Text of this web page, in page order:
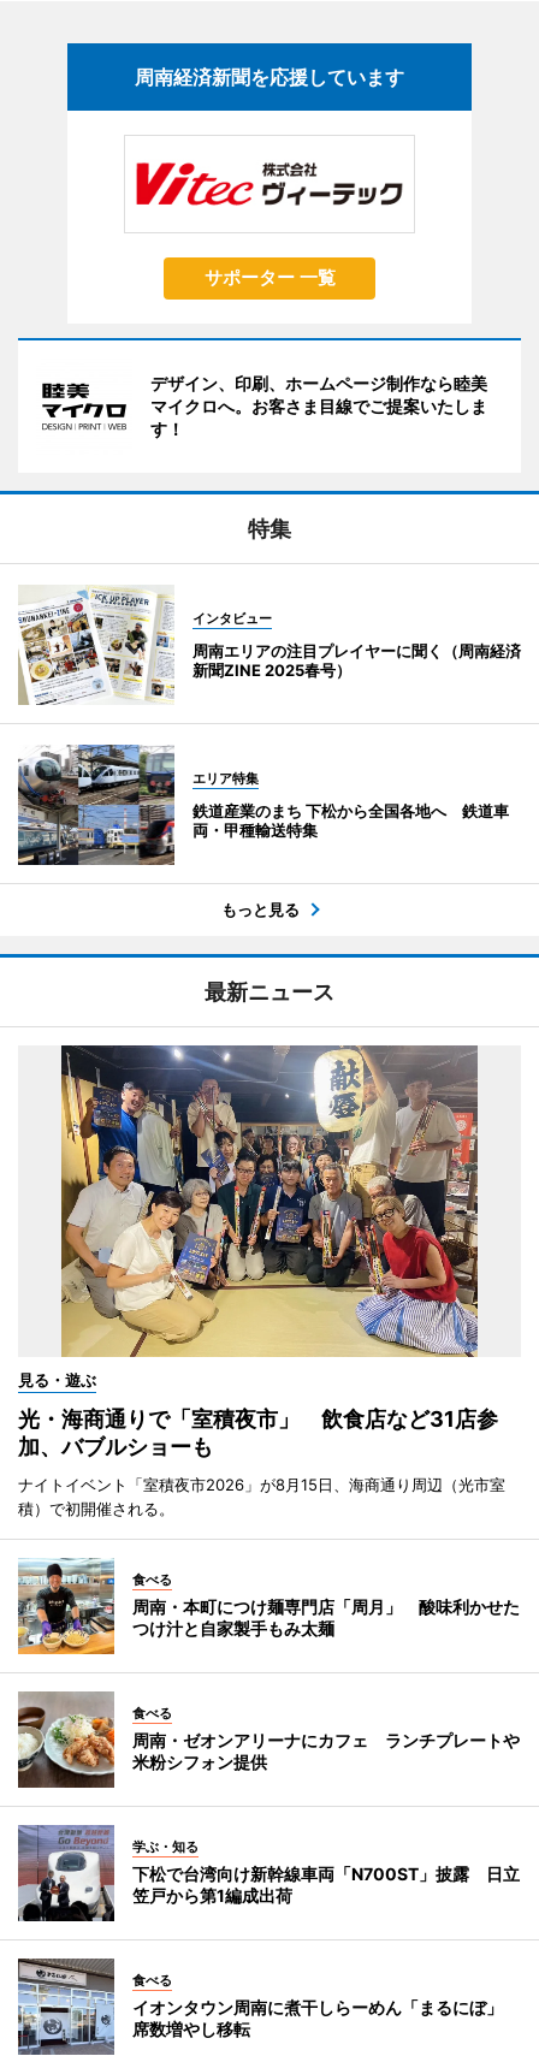
周南経済新聞を応援しています
サポーター 一覧
デザイン、印刷、ホームページ制作なら睦美
マイクロへ。お客さま目線でご提案いたしま
す！
特集
インタビュー
周南エリアの注目プレイヤーに聞く（周南経済
新聞ZINE 2025春号）
エリア特集
鉄道産業のまち 下松から全国各地へ 鉄道車
両・甲種輸送特集
もっと見る
最新ニュース
見る・遊ぶ
光・海商通りで「室積夜市」 飲食店など31店参
加、バブルショーも
ナイトイベント「室積夜市2026」が8月15日、海商通り周辺（光市室
積）で初開催される。
食べる
周南・本町につけ麺専門店「周月」 酸味利かせた
つけ汁と自家製手もみ太麺
食べる
周南・ゼオンアリーナにカフェ ランチプレートや
米粉シフォン提供
学ぶ・知る
下松で台湾向け新幹線車両「N700ST」披露 日立
笠戸から第1編成出荷
食べる
イオンタウン周南に煮干しらーめん「まるにぼ」
席数増やし移転